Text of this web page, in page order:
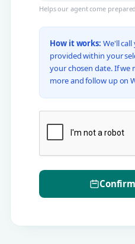
Helps our agent come
How it works: We'll
provided within your
your chosen date. If we
more and follow up on